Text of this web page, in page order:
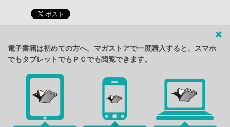
電子書籍は初めての方へ。マガストアで一度購入すると、スマホ
でもタブレットでもＰＣでも閲覧できます。